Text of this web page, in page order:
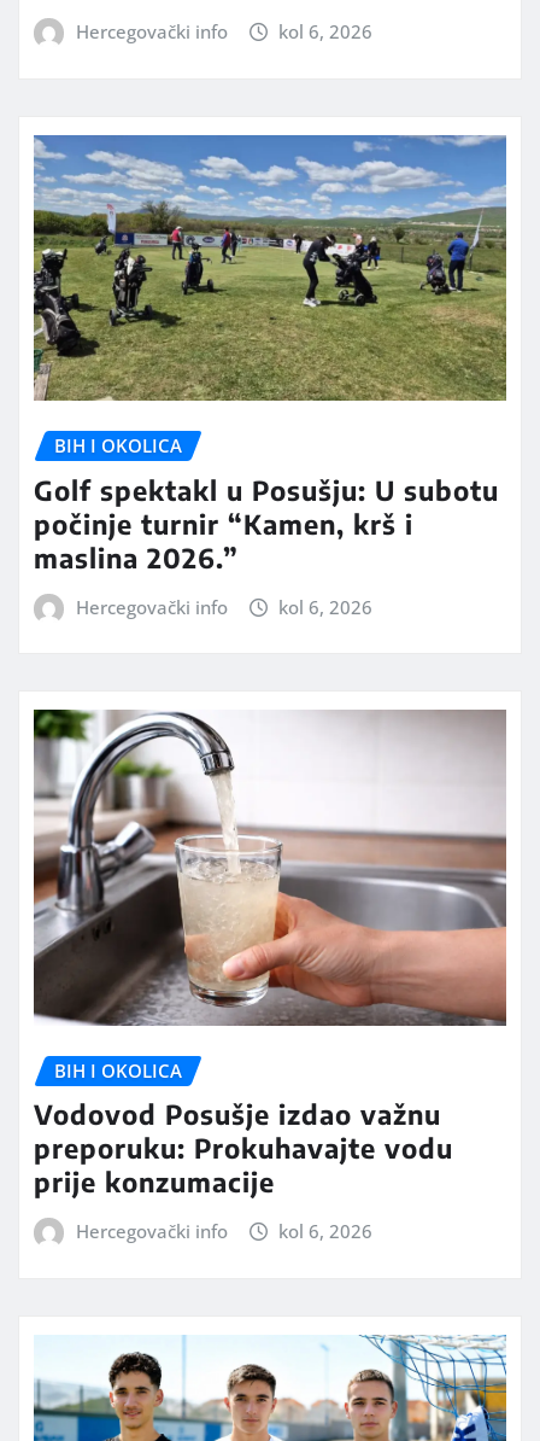
Hercegovački info kol 6, 2026
BIH I OKOLICA
Golf spektakl u Posušju: U subotu
počinje turnir “Kamen, krš i
maslina 2026.”
Hercegovački info kol 6, 2026
BIH I OKOLICA
Vodovod Posušje izdao važnu
preporuku: Prokuhavajte vodu
prije konzumacije
Hercegovački info kol 6, 2026